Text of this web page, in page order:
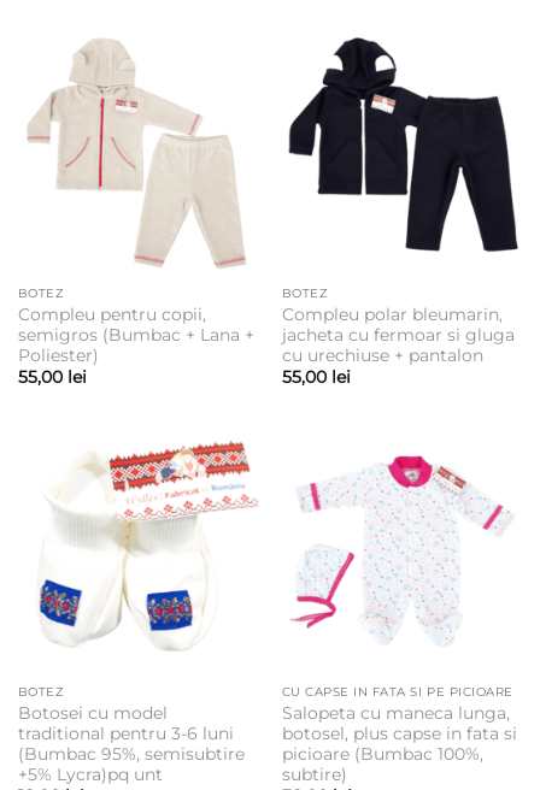
BOTEZ
Compleu pentru copii,
semigros (Bumbac + Lana +
Poliester)
55,00 lei
BOTEZ
Compleu polar bleumarin,
jacheta cu fermoar si gluga
cu urechiuse + pantalon
55,00 lei
BOTEZ
Botosei cu model
traditional pentru 3-6 luni
(Bumbac 95%, semisubtire
+5% Lycra)pq unt
CU CAPSE IN FATA SI PE PICIOARE
Salopeta cu maneca lunga,
botosel, plus capse in fata si
picioare (Bumbac 100%,
subtire)